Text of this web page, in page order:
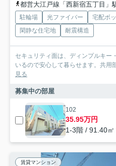
都営大江戸線「西新宿五丁目」
駐輪場 光ファイバー 宅配ボ
閑静な住宅地
耐震構造
セキュリティ面は、ディンプルキー
いるので安心して暮らせます。共用
見る
募集中の部屋
102
35.95万円
1-3階 / 91.40
賃貸マンション